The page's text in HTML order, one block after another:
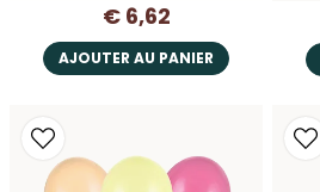
€ 6,62
AJOUTER AU PANIER